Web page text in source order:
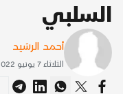
السلبي
أحمد الرشيد
الثلاثاء 7 يونيو 2022 22:4